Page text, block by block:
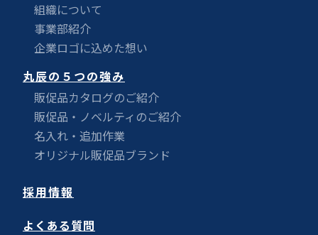
組織について
事業部紹介
企業ロゴに込めた想い
丸辰の５つの強み
販促品カタログのご紹介
販促品・ノベルティのご紹介
名入れ・追加作業
オリジナル販促品ブランド
採用情報
よくある質問